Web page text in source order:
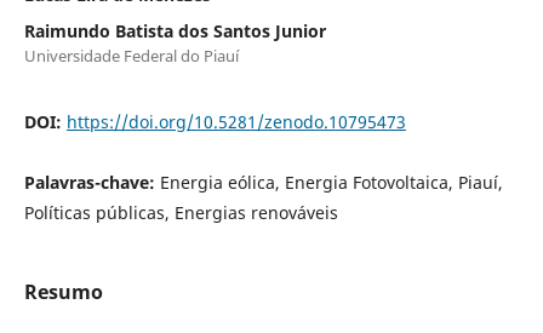
Raimundo Batista dos Santos Junior
Universidade Federal do Piauí
DOI: https://doi.org/10.5281/zenodo.10795473
Palavras-chave: Energia eólica, Energia Fotovoltaica, Piauí,
Políticas públicas, Energias renováveis
Resumo